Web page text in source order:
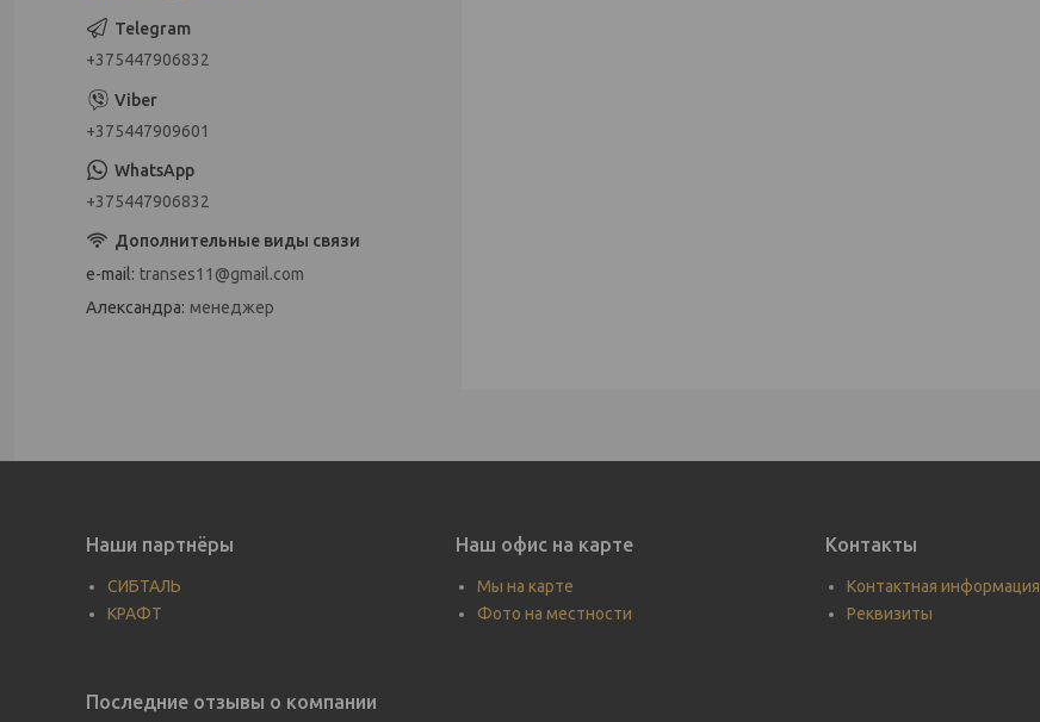
+375447906832
+375447909601
+375447906832
e-mail transes11@gmail.com
Александра менеджер
Наши партнёры
СИБТАЛЬ
КРАФТ
Наш офис на карте
Мы на карте
Фото на местности
Контакты
Контактная информация
Реквизиты